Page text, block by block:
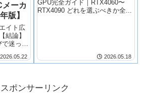
メーカ
版】
イト広
結論】
迷った
2026.05.22
GPU完全ガイド｜RTX4060〜
RTX4090 どれを選ぶべきか全...
2026.05.18
スポンサーリンク